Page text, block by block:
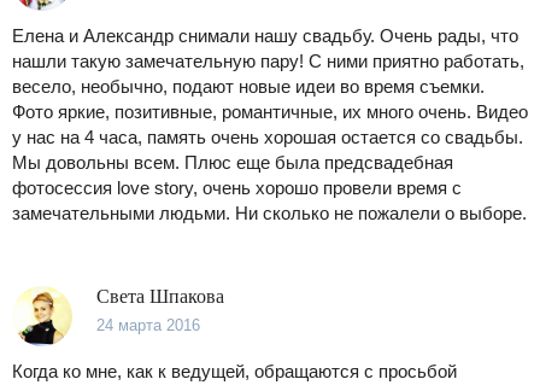
Елена и Александр снимали нашу свадьбу. Очень рады, что
нашли такую замечательную пару! С ними приятно работать,
весело, необычно, подают новые идеи во время съемки.
Фото яркие, позитивные, романтичные, их много очень. Видео
у нас на 4 часа, память очень хорошая остается со свадьбы.
Мы довольны всем. Плюс еще была предсвадебная
фотосессия love story, очень хорошо провели время с
замечательными людьми. Ни сколько не пожалели о выборе.
Света Шпакова
24 марта 2016
Когда ко мне, как к ведущей, обращаются с просьбой